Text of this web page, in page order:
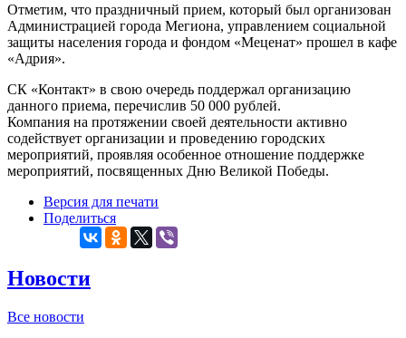
Отметим, что праздничный прием, который был организован
Администрацией города Мегиона, управлением социальной
защиты населения города и фондом «Меценат» прошел в кафе
«Адрия».
СК «Контакт» в свою очередь поддержал организацию
данного приема, перечислив 50 000 рублей.
Компания на протяжении своей деятельности активно
содействует организации и проведению городских
мероприятий, проявляя особенное отношение поддержке
мероприятий, посвященных Дню Великой Победы.
Версия для печати
Поделиться
Новости
Все новости